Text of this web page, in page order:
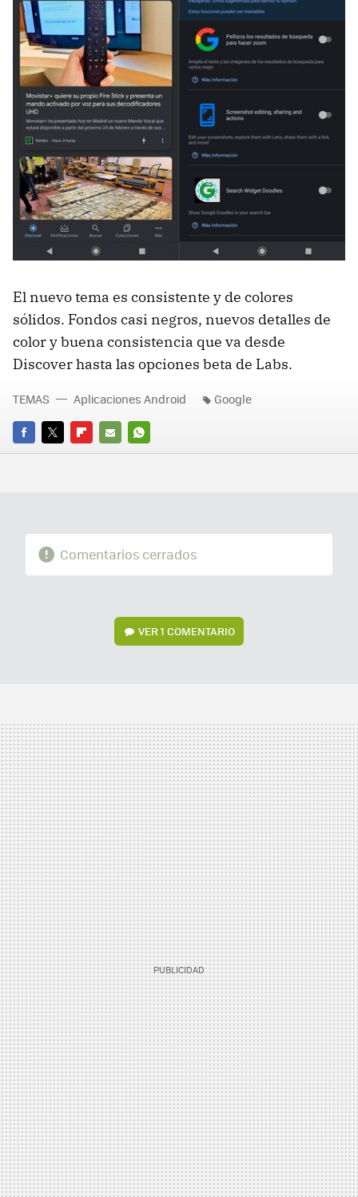
El nuevo tema es consistente y de colores
sólidos. Fondos casi negros, nuevos detalles de
color y buena consistencia que va desde
Discover hasta las opciones beta de Labs.
FACEBOOK
TWITTERFLIPBOARD
E-
WHATSAPP
TEMAS Aplicaciones Android Google
Comentarios cerrados
VER1 COMENTARIO